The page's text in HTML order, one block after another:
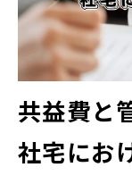
サービス一覧
社宅について学ぶ
よくあるご質問
セミナー
共益費と
社宅にお